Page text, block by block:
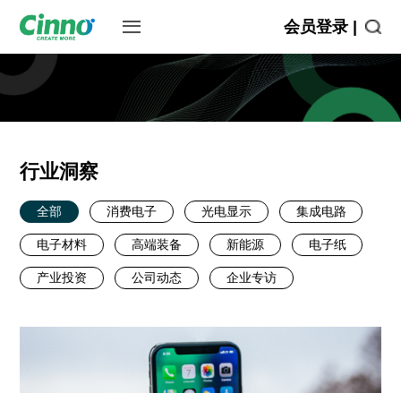
会员登录 |
行业洞察
全部 消费电子 光电显示 集成电路
电子材料 高端装备 新能源 电子纸
产业投资 公司动态 企业专访